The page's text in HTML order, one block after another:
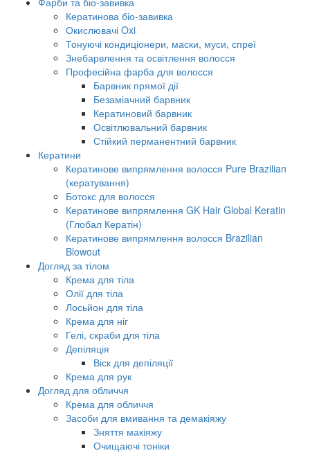
Кератинова біо-завивка
Окислювачі Oxi
Тонуючі кондиціонери, маски, муси, спреї
Знебарвлення та освітлення волосся
Професійна фарба для волосся
Барвник прямої дії
Безаміачний барвник
Кератиновий барвник
Освітлювальний барвник
Стійкий перманентний барвник
Кератини
Кератинове випрямлення волосся Pure Brazilian
(кератування)
Ботокс для волосся
Кератинове випрямлення GK Hair Global Keratin
(Глобал Кератін)
Кератинове випрямлення волосся Brazilian
Blowout
Догляд за тілом
Крема для тіла
Олії для тіла
Лосьйон для тіла
Крема для ніг
Гелі, скраби для тіла
Депіляція
Віск для депіляції
Крема для рук
Догляд для обличчя
Крема для обличчя
Засоби для вмивання та демакіяжу
Зняття макіяжу
Очищаючі тоніки